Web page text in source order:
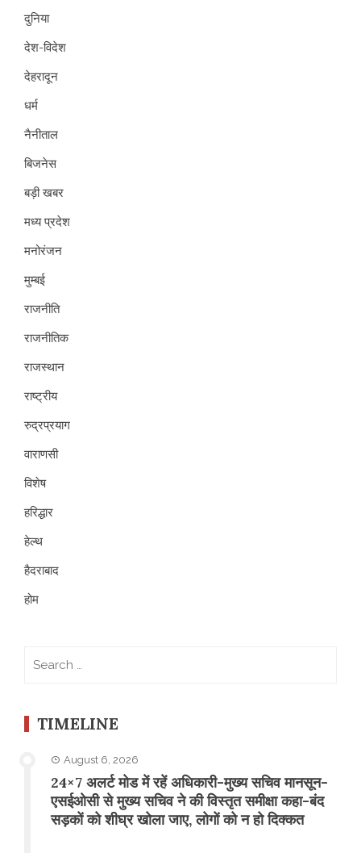
दुनिया
देश-विदेश
देहरादून
धर्म
नैनीताल
बिजनेस
बड़ी खबर
मध्य प्रदेश
मनोरंजन
मुम्बई
राजनीति
राजनीतिक
राजस्थान
राष्ट्रीय
रुद्रप्रयाग
वाराणसी
विशेष
हरिद्धार
हेल्थ
हैदराबाद
होम
TIMELINE
August 6, 2026
24×7 अलर्ट मोड में रहें अधिकारी-मुख्य सचिव मानसून-
एसईओसी से मुख्य सचिव ने की विस्तृत समीक्षा कहा-बंद
सड़कों को शीघ्र खोला जाए, लोगों को न हो दिक्कत